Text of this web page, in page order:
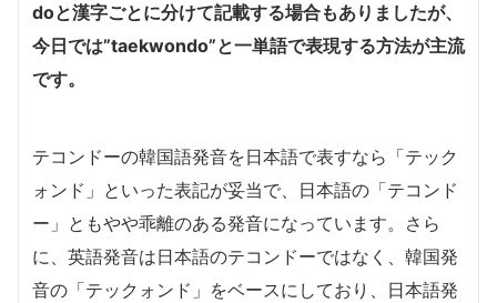
doと漢字ごとに分けて記載する場合もありましたが、
今日では”taekwondo”と一単語で表現する方法が主流
です。
テコンドーの韓国語発音を日本語で表すなら「テック
ォンド」といった表記が妥当で、日本語の「テコンド
ー」ともやや乖離のある発音になっています。さら
に、英語発音は日本語のテコンドーではなく、韓国発
音の「テックォンド」をベースにしており、日本語発